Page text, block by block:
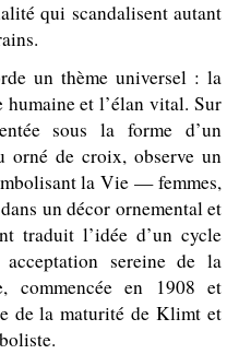
qui scandalisent autant
un thème universel : la
et l’élan vital. Sur
sous la forme d’un
orné de croix, observe un
la Vie — femmes,
un décor ornemental et
traduit l’idée d’un cycle
sereine de la
commencée en 1908 et
de la maturité de Klimt et